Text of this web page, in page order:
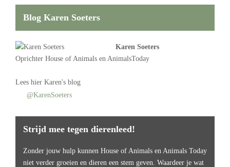
Blog Karen Soeters
Karen Soeters
Oprichter House of Animals en AnimalsToday
Lees hier Karen's blog
@KarenSoeters
Strijd mee tegen dierenleed!
Zonder jouw hulp kunnen House of Animals en Animals Today
niet verder groeien en dieren een stem geven. Waardeer je wat